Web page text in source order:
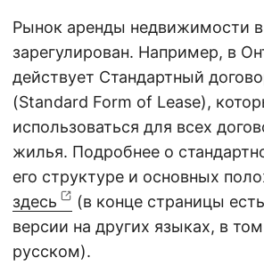
Рынок аренды недвижимости в
зарегулирован. Например, в
действует Стандартный
(Standard Form of Lease),
использоваться для всех
жилья. Подробнее о
его структуре и основных
здесь
(в конце страницы
версии на других языках, в
русском).